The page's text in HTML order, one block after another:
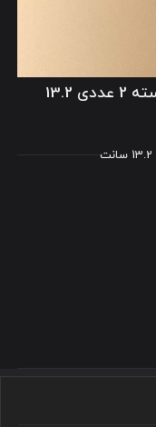
چنگال زیتون خوری استیل ورونیکا بسته 2 عددی 13.2